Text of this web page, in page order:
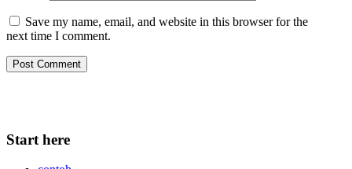
Start here
Save my name, email, and website in this browser for the
next time I comment.